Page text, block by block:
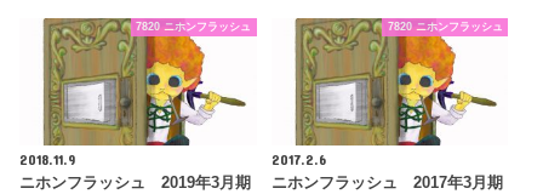
7820 ニホンフラッシュ
2018.11.9
ニホンフラッシュ 2019年3月期
7820 ニホンフラッシュ
2017.2.6
ニホンフラッシュ 2017年3月期